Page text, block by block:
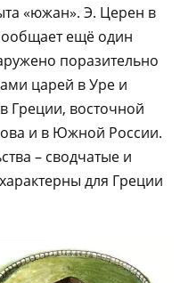
«южан». Э. Церен в
ещё один
поразительно
царей в Уре и
Греции, восточной
и в Южной России.
– сводчатые и
для Греции